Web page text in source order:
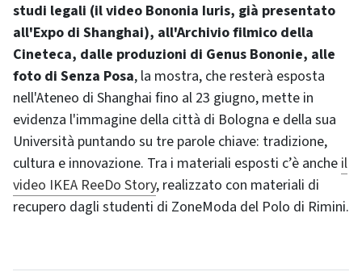
studi legali (il video Bononia Iuris, già presentato
all'Expo di Shanghai), all'Archivio filmico della
Cineteca, dalle produzioni di Genus Bononie, alle
foto di Senza Posa, la mostra, che resterà esposta
nell'Ateneo di Shanghai fino al 23 giugno, mette in
evidenza l'immagine della città di Bologna e della sua
Università puntando su tre parole chiave: tradizione,
cultura e innovazione. Tra i materiali esposti c’è anche il
video IKEA ReeDo Story, realizzato con materiali di
recupero dagli studenti di ZoneModa del Polo di Rimini.